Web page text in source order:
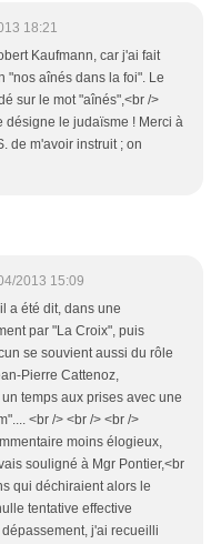
18:21
Kaufmann, car j'ai fait
"nos aînés dans la foi". Le
sur le mot "aînés",<br />
désigne le judaïsme ! Merci à
de m'avoir instruit ; on
2013 15:09
a été dit, dans une
par "La Croix", puis
se souvient aussi du rôle
Pierre Cattenoz,
un temps aux prises avec une
<br /> <br /> <br />
moins élogieux,
souligné à Mgr Pontier,<br
qui déchiraient alors le
tentative effective
j'ai recueilli